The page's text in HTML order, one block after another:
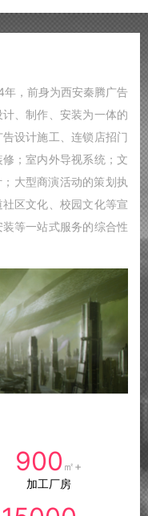
，前身为西安秦腾广告
、制作、安装为一体的
设计施工、连锁店招门
；室内外导视系统；文
大型商演活动的策划执
区文化、校园文化等宣
等一站式服务的综合性
900 ㎡+
加工厂房